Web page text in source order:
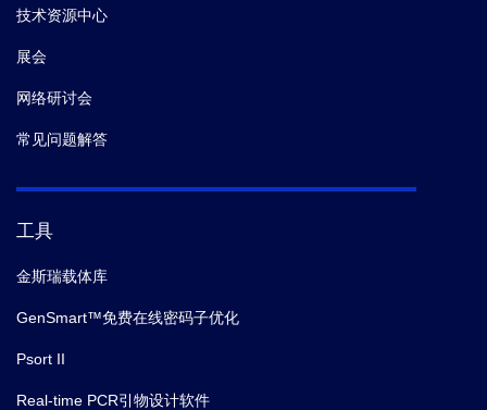
技术资源中心
展会
网络研讨会
常见问题解答
工具
金斯瑞载体库
GenSmart™免费在线密码子优化
Psort II
Real-time PCR引物设计软件